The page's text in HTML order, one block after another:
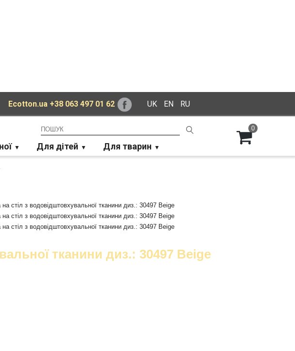
Ecotton.ua +38 063 497 01 62 UK EN RU
Для дітей Для тварин
0
тканини диз.: 30497 Beige